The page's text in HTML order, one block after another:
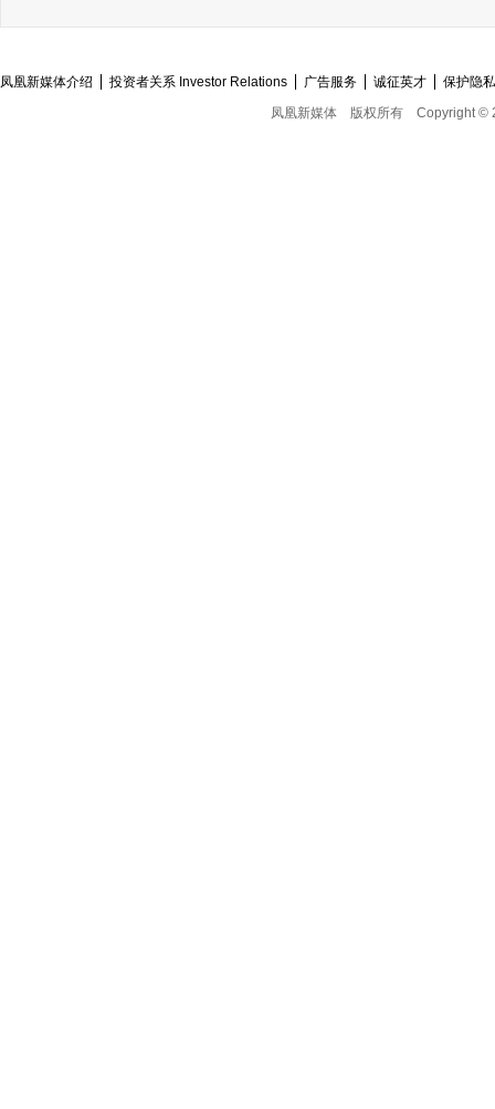
凤凰新媒体介绍 投资者关系 Investor Relations 广告服务 诚征英才
保护隐
凤凰新媒体
版权所有 Copyright ©